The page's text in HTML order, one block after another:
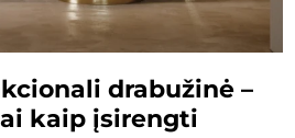
drabužinė –
kaip įsirengti